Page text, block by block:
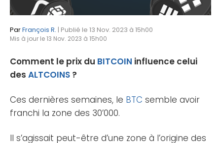
ParFrançois R. | Publié le 13 Nov. 2023 à 15h00
Mis à jour le 13 Nov. 2023 à 15h00
Comment le prix du BITCOIN influence celui
des ALTCOINS ?
Ces dernières semaines, le BTC semble avoir
franchi la zone des 30’000.
Il s’agissait peut-être d’une zone à l’origine des